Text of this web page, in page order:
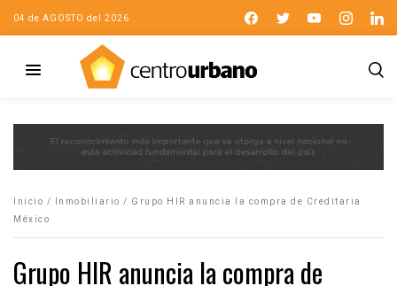
04 de AGOSTO del 2026
Inicio / Inmobiliario / Grupo HIR anuncia la compra de Creditaria
México
Grupo HIR anuncia la compra de